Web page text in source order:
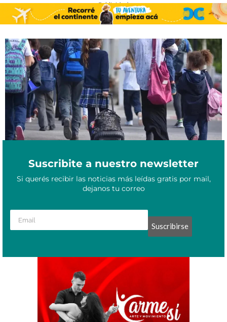
- Publicidad -
Abre la inscripción a los vouchers educativos este lunes 21 de
abril: todo lo que tenés que saber
Abril 20, 2025
Suscribite a nuestro newsletter
Si querés recibir las noticias más leídas gratis por mail,
dejanos tu correo
Suscribirse